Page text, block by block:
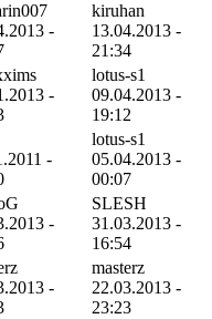
-
kiruhan
13.04.2013 -
21:34
-
lotus-s1
09.04.2013 -
19:12
-
lotus-s1
05.04.2013 -
00:07
-
SLESH
31.03.2013 -
16:54
-
masterz
22.03.2013 -
23:23